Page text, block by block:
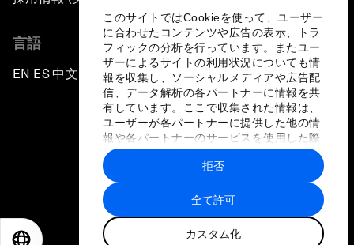
このサイトではCookieを使って、ユーザー
に合わせたコンテンツや広告の表示、トラ
フィックの分析を行っています。またユー
ザーによるサイトの利用状況についても情
報を収集し、ソーシャルメディアや広告配
信、データ解析の各パートナーに情報を共
有しています。ここで収集された情報は、
ユーザーが各パートナーに提供した他の情
報や各パートナーのサービスを使用した際
に収集された情報と組み合わされ、各パー
トナーによって使用されることがありま
す。
全て許可
カスタム化
拒否
言語
EN ▪ES▪中文▪ 日本語
プライバシーポリシーと利用規約
サイトマップ
©
世界経済フォーラム